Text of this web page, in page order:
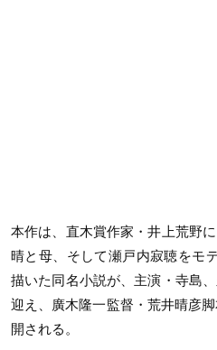
本作は、直木賞作家・井上荒野
晴と母、そして瀬戸内寂聴をモ
描いた同名小説が、主演・寺島
迎え、廣木隆一監督・荒井晴彦
開される。